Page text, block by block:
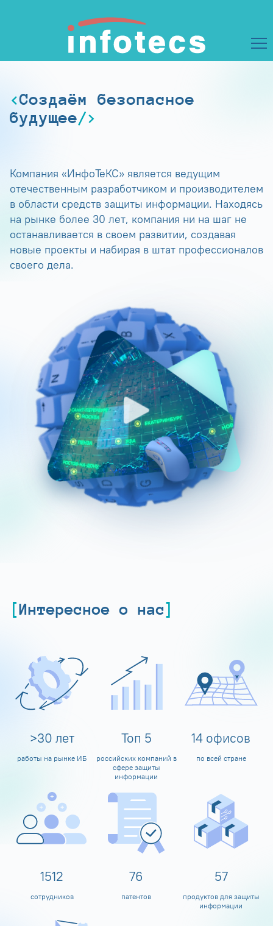
Создаём безопасное
будущее
Компания «ИнфоТеКС» является ведущим
отечественным разработчиком и производителем
в области средств защиты информации. Находясь
на рынке более 30 лет, компания ни на шаг не
останавливается в своем развитии, создавая
новые проекты и набирая в штат профессионалов
своего дела.
Интересное о нас
>30 лет
работы на рынке ИБ
Топ 5
российских компаний в
сфере защиты
информации
14 офисов
по всей стране
1600
сотрудников
80
патентов
60
продуктов для защиты
информации